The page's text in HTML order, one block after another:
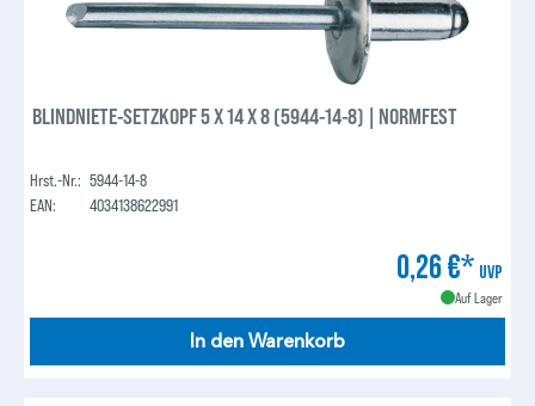
BLINDNIETE-SETZKOPF 5 X 14 X 8 (5944-14-8) | NORMFEST
Hrst.-Nr.: 5944-14-8
EAN:
4034138622991
0,26 €* UVP
Auf Lager
In den Warenkorb